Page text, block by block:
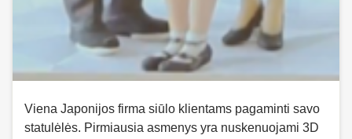
Viena Japonijos firma siūlo klientams pagaminti savo
statulėlės. Pirmiausia asmenys yra nuskenuojami 3D